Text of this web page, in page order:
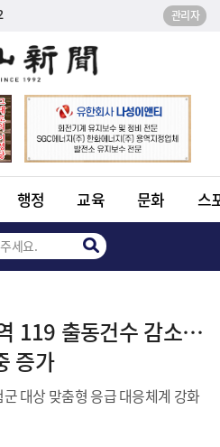
관리자
행정 교육 문화 스
119 출동건수 감소…
증가
대상 맞춤형 응급 대응체계 강화